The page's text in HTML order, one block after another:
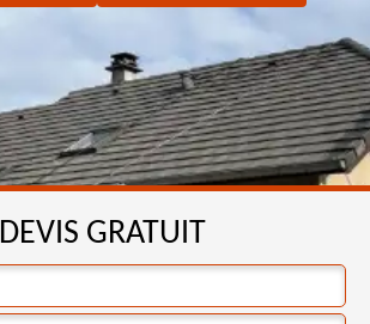
DEVIS GRATUIT